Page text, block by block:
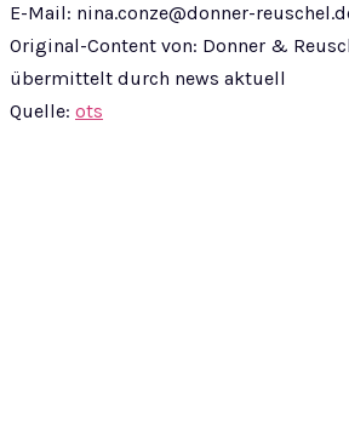
E-Mail: nina.conze@donner-
Original-Content von: Donner &
übermittelt durch news aktuell
Quelle: ots